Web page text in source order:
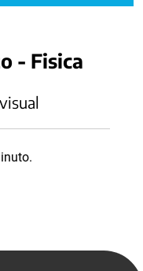
- Fisica